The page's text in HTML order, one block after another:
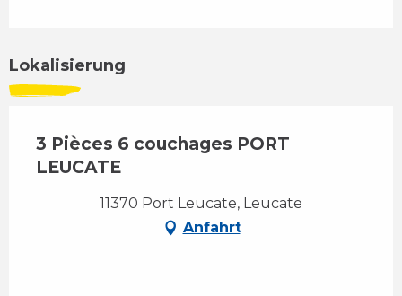
Lokalisierung
3 Pièces 6 couchages PORT
LEUCATE
11370 Port Leucate, Leucate
Anfahrt